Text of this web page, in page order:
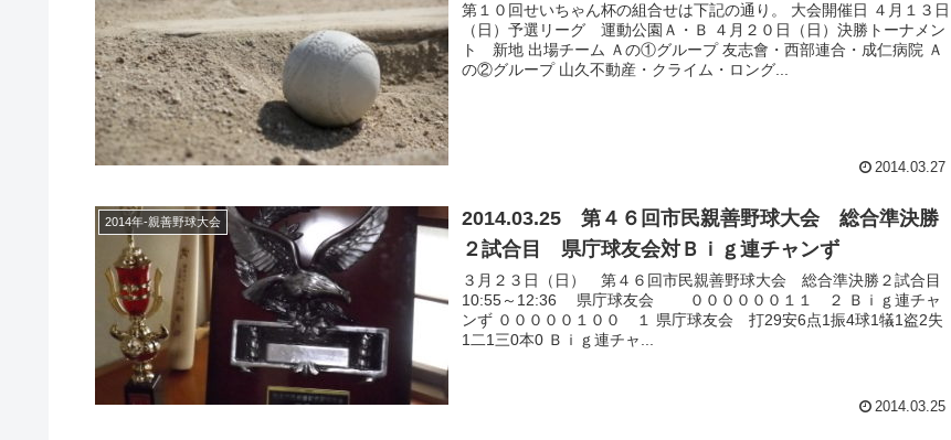
第１０回せいちゃん杯の組合せは下記の通り。 大会開催日 ４月１３日
（日）予選リーグ 運動公園Ａ・Ｂ ４月２０日（日）決勝トーナメン
ト 新地 出場チーム Ａの①グループ 友志會・西部連合・成仁病院 Ａ
の②グループ 山久不動産・クライム・ロング...
2014.03.27
2014年-親善野球大会
2014.03.25 第４６回市民親善野球大会 総合準決勝
２試合目 県庁球友会対Ｂｉｇ連チャンず
３月２３日（日） 第４６回市民親善野球大会 総合準決勝２試合目
10:55～12:36 県庁球友会 ００００００１１ ２ Ｂｉｇ連チャ
ンず ０００００１００ １ 県庁球友会 打29安6点1振4球1犠1盗2失
1二1三0本0 Ｂｉｇ連チャ...
2014.03.25